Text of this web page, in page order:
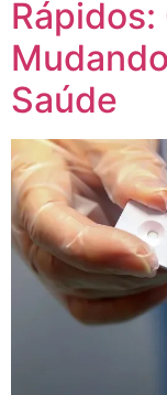
Rápidos:
Saúde